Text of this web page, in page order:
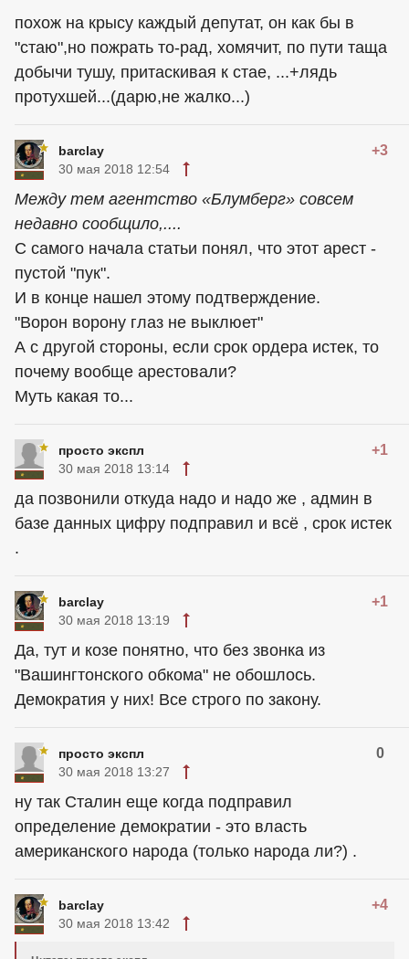
похож на крысу каждый депутат, он как бы в
"стаю",но пожрать то-рад, хомячит, по пути таща
добычи тушу, притаскивая к стае, ...+лядь
протухшей...(дарю,не жалко...)
barclay +3
30 мая 2018 12:54
Между тем агентство «Блумберг» совсем
недавно сообщило,....
С самого начала статьи понял, что этот арест -
пустой "пук".
И в конце нашел этому подтверждение.
"Ворон ворону глаз не выклюет"
А с другой стороны, если срок ордера истек, то
почему вообще арестовали?
Муть какая то...
просто экспл +1
30 мая 2018 13:14
да позвонили откуда надо и надо же , админ в
базе данных цифру подправил и всё , срок истек
.
barclay +1
30 мая 2018 13:19
Да, тут и козе понятно, что без звонка из
"Вашингтонского обкома" не обошлось.
Демократия у них! Все строго по закону.
просто экспл 0
30 мая 2018 13:27
ну так Сталин еще когда подправил
определение демократии - это власть
американского народа (только народа ли?) .
barclay +4
30 мая 2018 13:42